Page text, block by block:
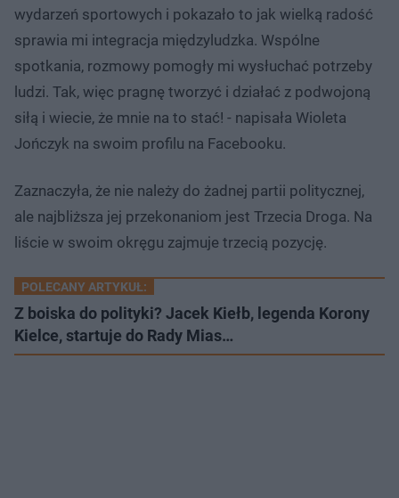
wydarzeń sportowych i pokazało to jak wielką radość
sprawia mi integracja międzyludzka. Wspólne
spotkania, rozmowy pomogły mi wysłuchać potrzeby
ludzi. Tak, więc pragnę tworzyć i działać z podwojoną
siłą i wiecie, że mnie na to stać! - napisała Wioleta
Jończyk na swoim profilu na Facebooku.
Zaznaczyła, że nie należy do żadnej partii politycznej,
ale najbliższa jej przekonaniom jest Trzecia Droga. Na
liście w swoim okręgu zajmuje trzecią pozycję.
POLECANY ARTYKUŁ:
Z boiska do polityki? Jacek Kiełb, legenda Korony
Kielce, startuje do Rady Mias…